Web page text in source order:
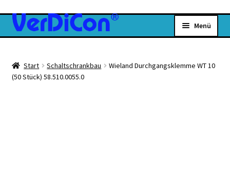
Zur
Navigation
Zum
Inhalt
Menü
Über uns
Start Schaltschrankbau
Wieland Durchgangsklemme WT 10
(50 Stück) 58.510.0055.0